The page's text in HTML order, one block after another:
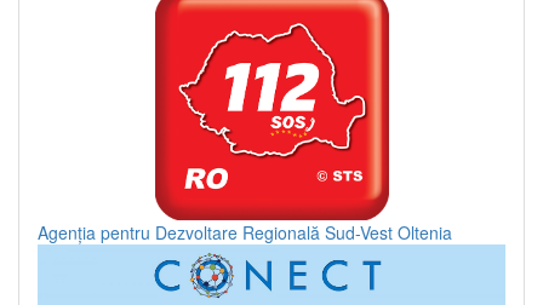
Agenția pentru Dezvoltare Regională Sud-Vest Oltenia